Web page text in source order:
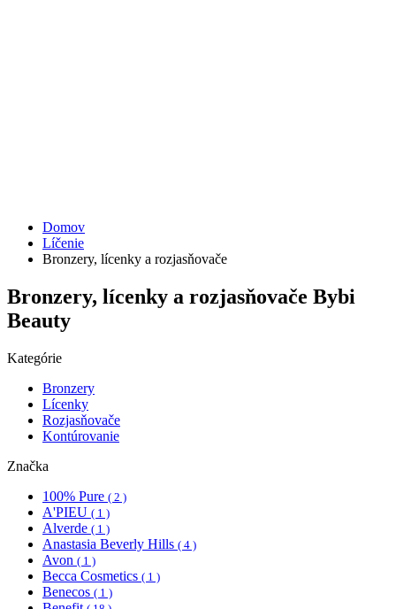
Domov
Líčenie
Bronzery, lícenky a rozjasňovače
Bronzery, lícenky a rozjasňovače Bybi
Beauty
Kategórie
Bronzery
Lícenky
Rozjasňovače
Kontúrovanie
Značka
100% Pure ( 2 )
A'PIEU ( 1 )
Alverde ( 1 )
Anastasia Beverly Hills ( 4 )
Avon ( 1 )
Becca Cosmetics ( 1 )
Benecos ( 1 )